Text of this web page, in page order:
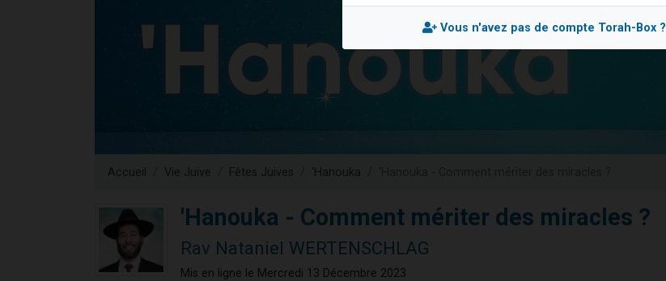
2 personnes viennent de nous rejoindre sur WhatsApp
2 nouvelles musiques dans Torah-Box Music
Accueil Vie Juive Fêtes Juives 'Hanouka
'Hanouka - Comment mériter des miracles ?
Rav Nataniel WERTENSCHLAG
Mis en ligne le Mercredi 13 Décembre 2023
Vous n'avez pas de compte Torah-Box ?